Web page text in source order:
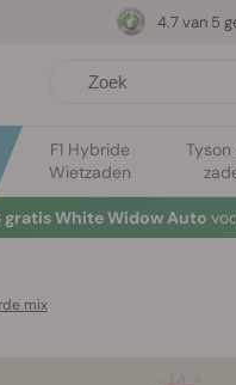
F1 Hybride
Wietzaden
4.7 van 5
gratis White Widow Auto
mix